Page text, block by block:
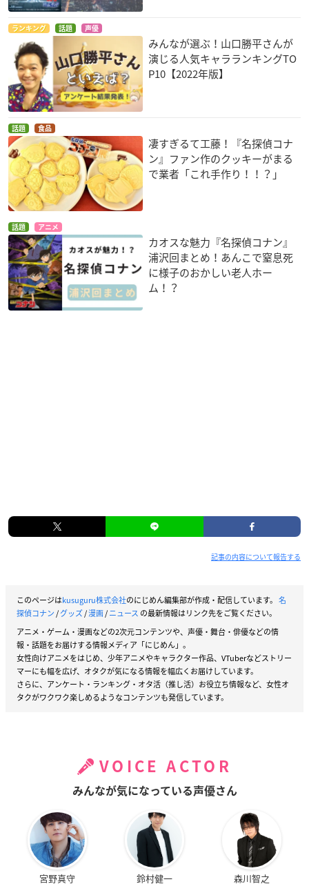
ランキング 話題 声優
みんなが選ぶ！山口勝平さんが
演じる人気キャラランキングTO
P10【2022年版】
話題 食品
凄すぎるて工藤！『名探偵コナ
ン』ファン作のクッキーがまる
で業者「これ手作り！！？」
話題 アニメ
カオスな魅力『名探偵コナン』
浦沢回まとめ！あんこで窒息死
に様子のおかしい老人ホー
ム！？
記事の内容について報告する
このページはkusuguru株式会社のにじめん編集部が作成・配信しています。 名
探偵コナン/グッズ/漫画/ニュース の最新情報はリンク先をご覧ください。
アニメ・ゲーム・漫画などの2次元コンテンツや、声優・舞台・俳優などの情
報・話題をお届けする情報メディア「にじめん」。
女性向けアニメをはじめ、少年アニメやキャラクター作品、VTuberなどストリー
マーにも幅を広げ、オタクが気になる情報を幅広くお届けしています。
さらに、アンケート・ランキング・オタ活（推し活）お役立ち情報など、女性オ
タクがワクワク楽しめるようなコンテンツも発信しています。
VOICE ACTOR
みんなが気になっている声優さん
宮野真守 鈴村健一 森川智之